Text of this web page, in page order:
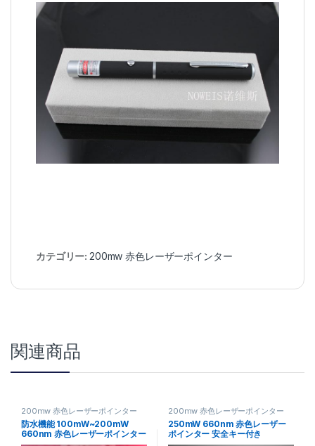
カテゴリー:200mw 赤色レーザーポインター
関連商品
200mw 赤色レーザーポインター
防水機能 100mW~200mW
660nm 赤色レーザーポインター
200mw 赤色レーザーポインター
250mW 660nm 赤色レーザー
ポインター 安全キー付き